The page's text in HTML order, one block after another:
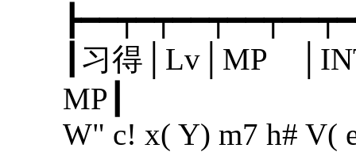
┃习得│Lv│MP
W" c! x( Y) m7 h# V(